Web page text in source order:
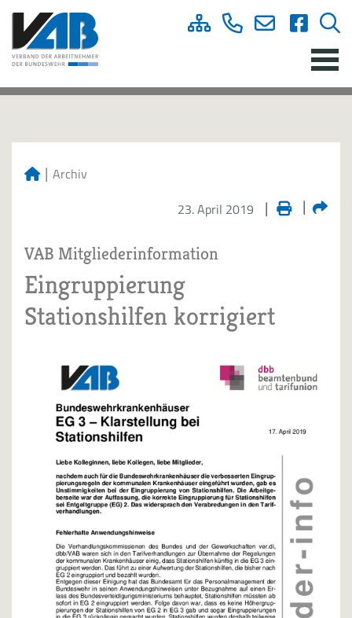
Archiv
23. April 2019
VAB Mitgliederinformation
Eingruppierung
Stationshilfen korrigiert